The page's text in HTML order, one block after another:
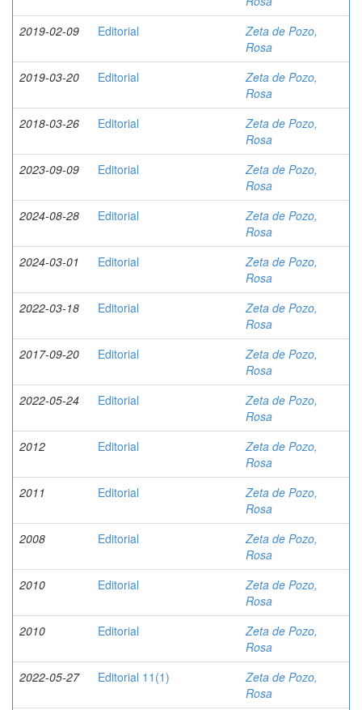
2019-02-09
Editorial
Zeta de Pozo,
Rosa
2019-03-20
Editorial
Zeta de Pozo,
Rosa
2018-03-26
Editorial
Zeta de Pozo,
Rosa
2023-09-09
Editorial
Zeta de Pozo,
Rosa
2024-08-28
Editorial
Zeta de Pozo,
Rosa
2024-03-01
Editorial
Zeta de Pozo,
Rosa
2022-03-18
Editorial
Zeta de Pozo,
Rosa
2017-09-20
Editorial
Zeta de Pozo,
Rosa
2022-05-24
Editorial
Zeta de Pozo,
Rosa
2012
Editorial
Zeta de Pozo,
Rosa
2011
Editorial
Zeta de Pozo,
Rosa
2008
Editorial
Zeta de Pozo,
Rosa
2010
Editorial
Zeta de Pozo,
Rosa
2010
Editorial
Zeta de Pozo,
Rosa
2022-05-27
Editorial 11(1)
Zeta de Pozo,
Rosa